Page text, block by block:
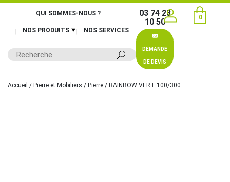
QUI SOMMES-NOUS ?
NOS PRODUITS NOS SERVICES
03 74 28
10 50
DEMANDE
DE DEVIS
0
Accueil / Pierre et Mobiliers / Pierre / RAINBOW VERT 100/300